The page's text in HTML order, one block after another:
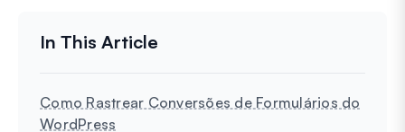
Como Rastrear Conversões de Formulários do
WordPress